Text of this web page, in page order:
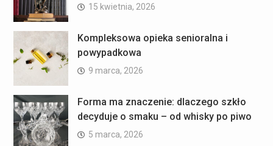
15 kwietnia, 2026
Kompleksowa opieka senioralna i
powypadkowa
9 marca, 2026
Forma ma znaczenie: dlaczego szkło
decyduje o smaku – od whisky po piwo
5 marca, 2026